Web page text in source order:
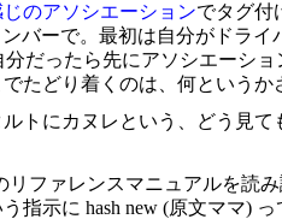
じのアソシエーションでタグ付
ンバーで。最初は自分がドラ
だったら先にアソシエーショ
たどり着くのは、何というか
トにカヌレという、どう見
リファレンスマニュアルを読
指示に hash new (原文ママ)